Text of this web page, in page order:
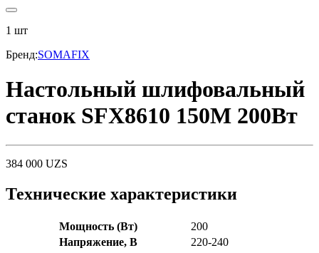
1 шт
Бренд:SOMAFIX
Настольный шлифовальный
станок SFX8610 150M 200Вт
384 000 UZS
Технические характеристики
Мощность (Вт)
200
Напряжение, В
220-240